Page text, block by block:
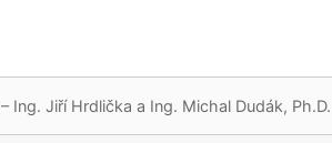
– Ing. Jiří Hrdlička a Ing. Michal Dudák,